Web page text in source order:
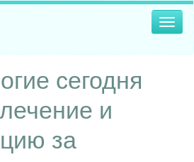
сегодня
и
за